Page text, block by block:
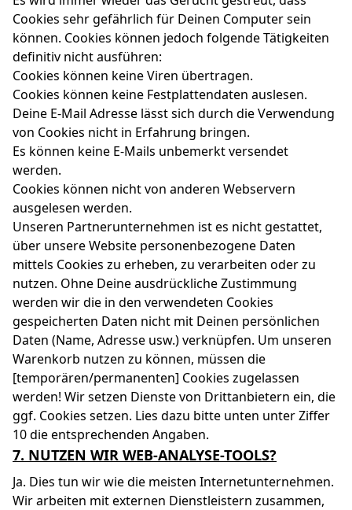
Cookies sehr gefährlich für Deinen Computer sein
können. Cookies können jedoch folgende Tätigkeiten
definitiv nicht ausführen:
Cookies können keine Viren übertragen.
Cookies können keine Festplattendaten auslesen.
Deine E-Mail Adresse lässt sich durch die Verwendung
von Cookies nicht in Erfahrung bringen.
Es können keine E-Mails unbemerkt versendet
werden.
Cookies können nicht von anderen Webservern
ausgelesen werden.
Unseren Partnerunternehmen ist es nicht gestattet,
über unsere Website personenbezogene Daten
mittels Cookies zu erheben, zu verarbeiten oder zu
nutzen. Ohne Deine ausdrückliche Zustimmung
werden wir die in den verwendeten Cookies
gespeicherten Daten nicht mit Deinen persönlichen
Daten (Name, Adresse usw.) verknüpfen. Um unseren
Warenkorb nutzen zu können, müssen die
[temporären/permanenten] Cookies zugelassen
werden! Wir setzen Dienste von Drittanbietern ein, die
ggf. Cookies setzen. Lies dazu bitte unten unter Ziffer
10 die entsprechenden Angaben.
7. NUTZEN WIR WEB-ANALYSE-TOOLS?
Ja. Dies tun wir wie die meisten Internetunternehmen.
Wir arbeiten mit externen Dienstleistern zusammen,